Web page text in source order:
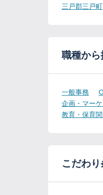
三戸郡三戸町
職種から
一般事務
企画・マー
教育・保育
こだわ